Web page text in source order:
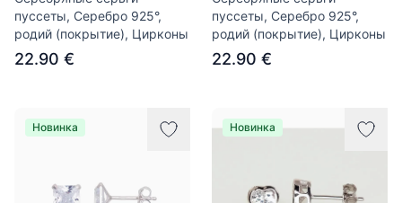
пуссеты, Серебро 925°,
родий (покрытие), Цирконы
22.90 €
пуссеты, Серебро 925°,
родий (покрытие), Цирконы
22.90 €
Новинка Новинка